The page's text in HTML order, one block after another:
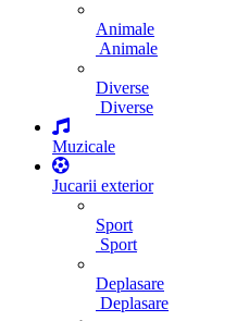
Animale
Animale
Diverse
Diverse
Muzicale
Jucarii exterior
Sport
Sport
Deplasare
Deplasare